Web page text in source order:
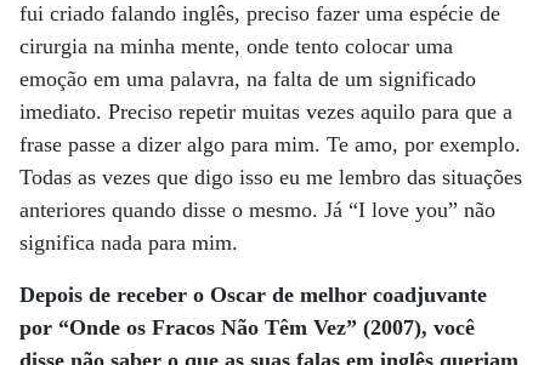
fui criado falando inglês, preciso fazer uma espécie de
cirurgia na minha mente, onde tento colocar uma
emoção em uma palavra, na falta de um significado
imediato. Preciso repetir muitas vezes aquilo para que a
frase passe a dizer algo para mim. Te amo, por exemplo.
Todas as vezes que digo isso eu me lembro das situações
anteriores quando disse o mesmo. Já “I love you” não
significa nada para mim.
Depois de receber o Oscar de melhor coadjuvante
por “Onde os Fracos Não Têm Vez” (2007), você
disse não saber o que as suas falas em inglês queriam